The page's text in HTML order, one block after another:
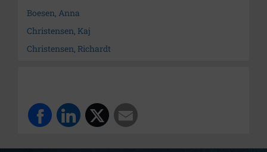
Boesen, Anna
Christensen, Kaj
Christensen, Richardt